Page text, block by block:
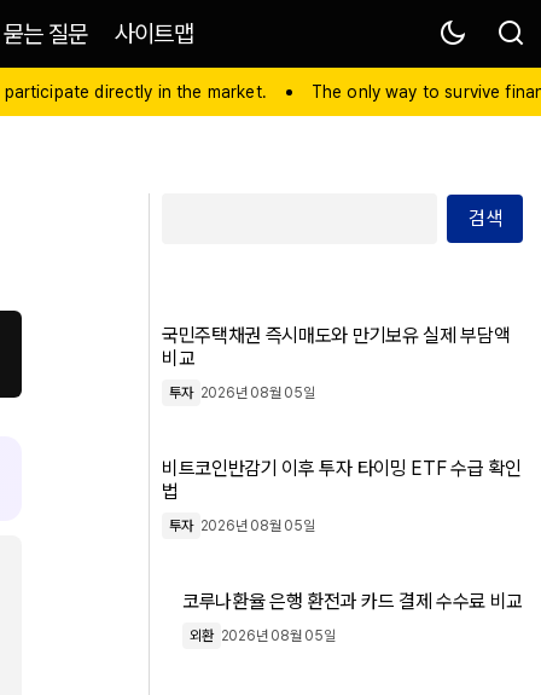
는 질문 사이트맵
directly in the market. The only way to survive
검색
국민주택채권 즉시매도와 만기보유 실제 부담액
비교
투자 2026년 08월 05일
비트코인반감기 이후 투자 타이밍 ETF 수급 확인
법
투자 2026년 08월 05일
코루나환율 은행 환전과 카드 결제 수수료 비교
외환 2026년 08월 05일